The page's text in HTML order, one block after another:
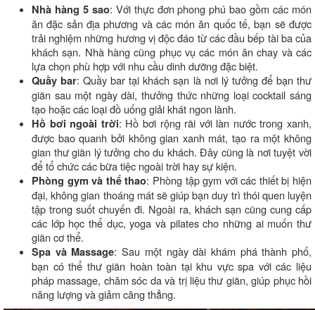
Nhà hàng 5 sao: Với thực đơn phong phú bao gồm các món
ăn đặc sản địa phương và các món ăn quốc tế, bạn sẽ được
trải nghiệm những hương vị độc đáo từ các đầu bếp tài ba của
khách sạn. Nhà hàng cũng phục vụ các món ăn chay và các
lựa chọn phù hợp với nhu cầu dinh dưỡng đặc biệt.
Quầy bar: Quầy bar tại khách sạn là nơi lý tưởng để bạn thư
giãn sau một ngày dài, thưởng thức những loại cocktail sáng
tạo hoặc các loại đồ uống giải khát ngon lành.
Hồ bơi ngoài trời: Hồ bơi rộng rãi với làn nước trong xanh,
được bao quanh bởi không gian xanh mát, tạo ra một không
gian thư giãn lý tưởng cho du khách. Đây cũng là nơi tuyệt vời
để tổ chức các bữa tiệc ngoài trời hay sự kiện.
Phòng gym và thể thao: Phòng tập gym với các thiết bị hiện
đại, không gian thoáng mát sẽ giúp bạn duy trì thói quen luyện
tập trong suốt chuyến đi. Ngoài ra, khách sạn cũng cung cấp
các lớp học thể dục, yoga và pilates cho những ai muốn thư
giãn cơ thể.
Spa và Massage: Sau một ngày dài khám phá thành phố,
bạn có thể thư giãn hoàn toàn tại khu vực spa với các liệu
pháp massage, chăm sóc da và trị liệu thư giãn, giúp phục hồi
năng lượng và giảm căng thẳng.